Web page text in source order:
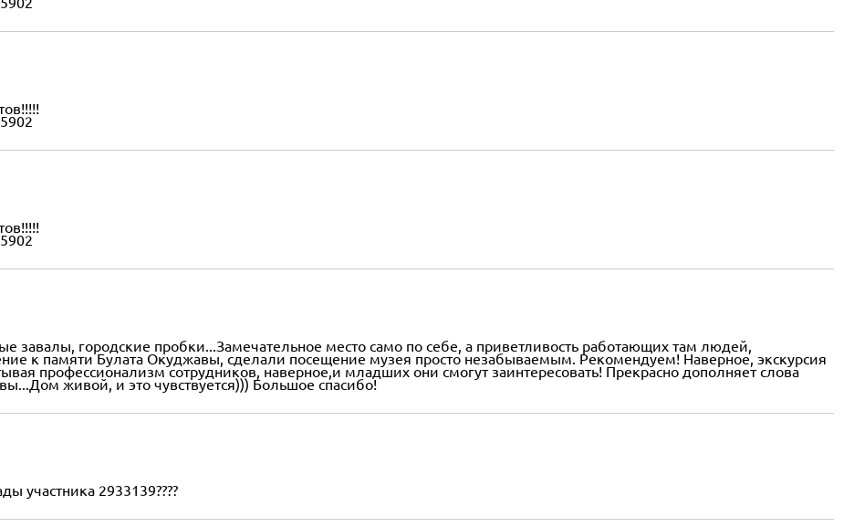
завалы, городские пробки...Замечательное место само по себе, а приветливость работающих там людей,
к памяти Булата Окуджавы, сделали посещение музея просто незабываемым. Рекомендуем! Наверное, экскурсия
профессионализм сотрудников, наверное,и младших они смогут заинтересовать! Прекрасно дополняет слова
живой, и это чувствуется))) Большое спасибо!
участника 2933139????